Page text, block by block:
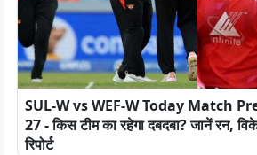
SUL-W vs WEF-W Today Match
27 - किस टीम का रहेगा दबदबा? जानें रन,
रिपोर्ट